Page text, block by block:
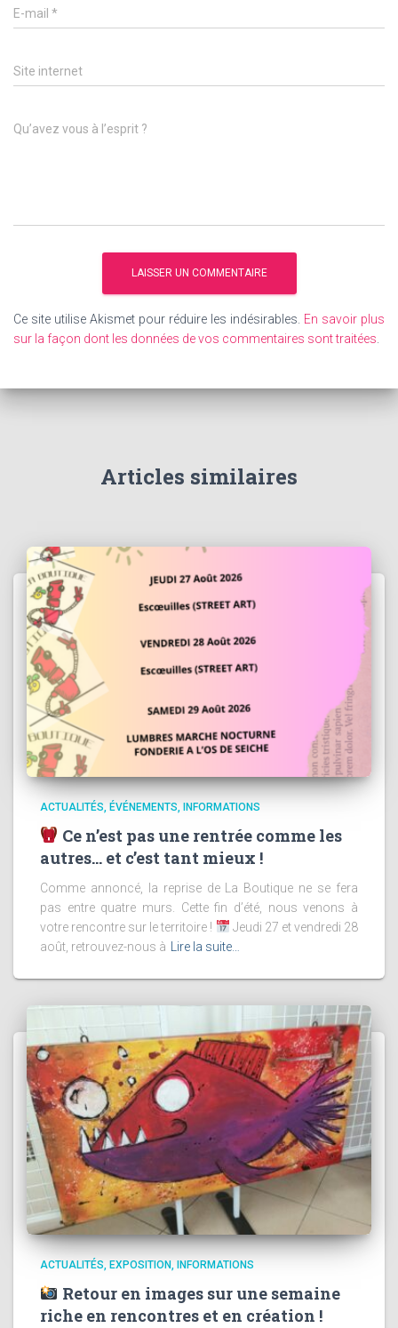
E-mail *
Site internet
Qu’avez vous à l’esprit ?
Ce site utilise Akismet pour réduire les indésirables. En savoir plus
sur la façon dont les données de vos commentaires sont traitées
Articles similaires
ACTUALITÉS ÉVÉNEMENTS INFORMATIONS
Ce n’est pas une rentrée comme les
autres… et c’est tant mieux !
Comme annoncé, la reprise de La Boutique ne se fera
pas entre quatre murs. Cette fin d’été, nous venons à
votre rencontre sur le territoire !
Jeudi 27 et vendredi 28
août, retrouvez-nous à
Lire la suite…
ACTUALITÉS EXPOSITION INFORMATIONS
Retour en images sur une semaine
riche en rencontres et en création !